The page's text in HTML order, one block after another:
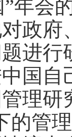
年会
政
进行
国
理研
的管